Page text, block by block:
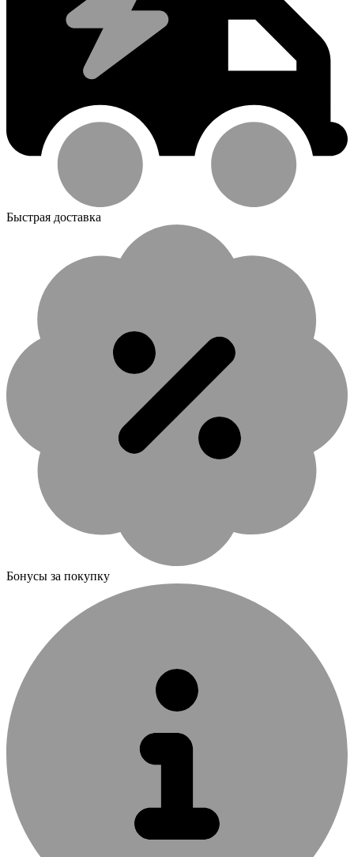
Быстрая доставка
Бонусы за покупку